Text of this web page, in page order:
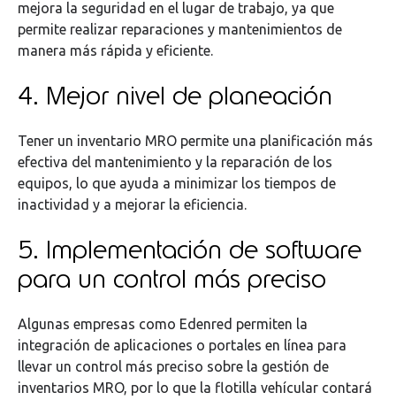
mejora la seguridad en el lugar de trabajo, ya que
permite realizar reparaciones y mantenimientos de
manera más rápida y eficiente.
4. Mejor nivel de planeación
Tener un inventario MRO permite una planificación más
efectiva del mantenimiento y la reparación de los
equipos, lo que ayuda a minimizar los tiempos de
inactividad y a mejorar la eficiencia.
5. Implementación de software
para un control más preciso
Algunas empresas como Edenred permiten la
integración de aplicaciones o portales en línea para
llevar un control más preciso sobre la gestión de
inventarios MRO, por lo que la flotilla vehícular contará